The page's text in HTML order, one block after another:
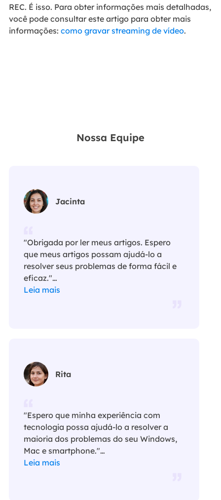
REC. É isso. Para obter informações mais detalhadas,
você pode consultar este artigo para obter mais
informações: como gravar streaming de vídeo.
Nossa Equipe
Jacinta
"Obrigada por ler meus artigos. Espero
que meus artigos possam ajudá-lo a
resolver seus problemas de forma fácil e
eficaz."…
Leia mais
Rita
"Espero que minha experiência com
tecnologia possa ajudá-lo a resolver a
maioria dos problemas do seu Windows,
Mac e smartphone."…
Leia mais